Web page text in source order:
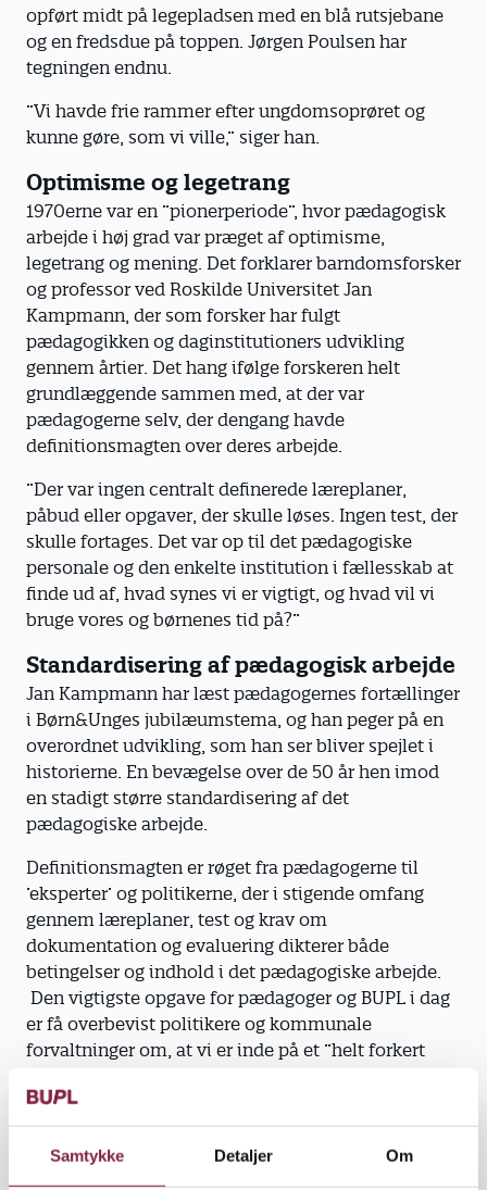
Samtykke Detaljer Om
opført midt på legepladsen med en blå rutsjebane
og en fredsdue på toppen. Jørgen Poulsen har
tegningen endnu.
”Vi havde frie rammer efter ungdomsoprøret og
kunne gøre, som vi ville,” siger han.
Optimisme og legetrang
1970erne var en ”pionerperiode”, hvor pædagogisk
arbejde i høj grad var præget af optimisme,
legetrang og mening. Det forklarer barndomsforsker
og professor ved Roskilde Universitet Jan
Kampmann, der som forsker har fulgt
pædagogikken og daginstitutioners udvikling
gennem årtier. Det hang ifølge forskeren helt
grundlæggende sammen med, at der var
pædagogerne selv, der dengang havde
definitionsmagten over deres arbejde.
”Der var ingen centralt definerede læreplaner,
påbud eller opgaver, der skulle løses. Ingen test, der
skulle fortages. Det var op til det pædagogiske
personale og den enkelte institution i fællesskab at
finde ud af, hvad synes vi er vigtigt, og hvad vil vi
bruge vores og børnenes tid på?”
Standardisering af pædagogisk arbejde
Jan Kampmann har læst pædagogernes fortællinger
i Børn&Unges jubilæumstema, og han peger på en
overordnet udvikling, som han ser bliver spejlet i
historierne. En bevægelse over de 50 år hen imod
en stadigt større standardisering af det
pædagogiske arbejde.
Definitionsmagten er røget fra pædagogerne til
’eksperter’ og politikerne, der i stigende omfang
gennem læreplaner, test og krav om
dokumentation og evaluering dikterer både
betingelser og indhold i det pædagogiske arbejde.
Den vigtigste opgave for pædagoger og BUPL i dag
er få overbevist politikere og kommunale
forvaltninger om, at vi er inde på et ”helt forkert
tilbage til pædagogerne,” siger han